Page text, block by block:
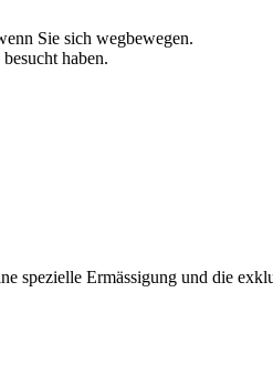
Sie sich wegbewegen.
haben.
spezielle Ermässigung und die